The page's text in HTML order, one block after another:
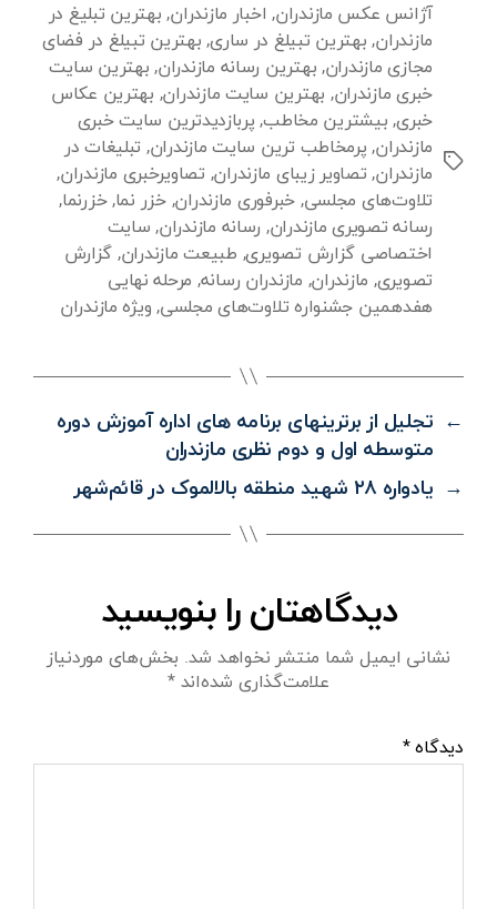
برچسب‌ها
آژانس عکس مازندران, اخبار مازندران, بهترین تبلیغ در
مازندران, بهترین تبیلغ در ساری, بهترین تبیلغ در فضای
مجازی مازندران, بهترین رسانه مازندران, بهترین سایت
خبری مازندران, بهترین سایت مازندران, بهترین عکاس
خبری, بیشترین مخاطب, پربازدیدترین سایت خبری
مازندران, پرمخاطب ترین سایت مازندران, تبلیغات در
مازندران, تصاویر زیبای مازندران, تصاویرخبری مازندران,
تلاوت‌های مجلسی, خبرفوری مازندران,خزر نما,خزرنما,
رسانه تصویری مازندران, رسانه مازندران, سایت
اختصاصی گزارش تصویری, طبیعت مازندران, گزارش
تصویری, مازندران, مازندران رسانه, مرحله نهایی
هفدهمین جشنواره تلاوت‌های مجلسی, ویژه مازندران
← تجلیل از برترینهای برنامه های اداره آموزش دوره
متوسطه اول و دوم نظری مازندران
→ یادواره ۲۸ شهید منطقه بالالموک در قائم‌شهر
دیدگاهتان را بنویسید
نشانی ایمیل شما منتشر نخواهد شد. بخش‌های موردنیاز
علامت‌گذاری شده‌اند*
دیدگاه*